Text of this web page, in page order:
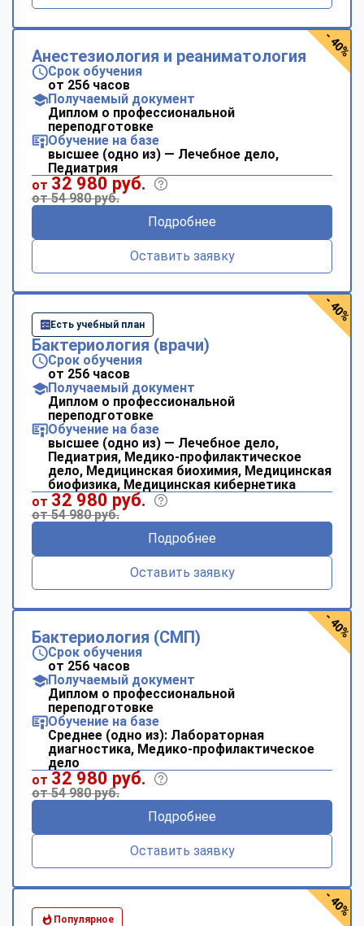
Анестезиология и реаниматология
Срок обучения
от 256 часов
Получаемый документ
Диплом о профессиональной
переподготовке
Обучение на базе
высшее (одно из) — Лечебное дело,
Педиатрия
от 32 980 руб.
от 54 980 руб.
Подробнее
Оставить заявку
- 40%
Есть учебный план
Бактериология (врачи)
Срок обучения
от 256 часов
Получаемый документ
Диплом о профессиональной
переподготовке
Обучение на базе
высшее (одно из) — Лечебное дело,
Педиатрия, Медико-профилактическое
дело, Медицинская биохимия, Медицинская
биофизика, Медицинская кибернетика
от 32 980 руб.
от 54 980 руб.
Подробнее
Оставить заявку
- 40%
Бактериология (СМП)
Срок обучения
от 256 часов
Получаемый документ
Диплом о профессиональной
переподготовке
Обучение на базе
Среднее (одно из): Лабораторная
диагностика, Медико-профилактическое
дело
от 32 980 руб.
от 54 980 руб.
Подробнее
Оставить заявку
- 40%
Популярное
- 40%